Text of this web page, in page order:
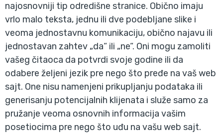
najosnovniji tip odredišne stranice. Obično imaju
vrlo malo teksta, jednu ili dve podebljane slike i
veoma jednostavnu komunikaciju, obično najavu ili
jednostavan zahtev „da“ ili „ne“. Oni mogu zamoliti
vašeg čitaoca da potvrdi svoje godine ili da
odabere željeni jezik pre nego što pređe na vaš web
sajt. One nisu namenjeni prikupljanju podataka ili
generisanju potencijalnih klijenata i služe samo za
pružanje veoma osnovnih informacija vašim
posetiocima pre nego što uđu na vašu web sajt.